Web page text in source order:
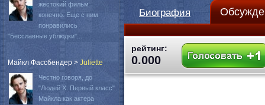
Биография
рейтинг:
0.000
жестокий фильм
конечно. Еще с ним
понравились
"Бесславные ублюдки"...
Майкл Фассбендер > Juliette
Честно говоря, до
"Людей Х: Первый класс"
Майкла как актера